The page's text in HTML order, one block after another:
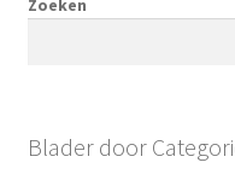
Zoeken
Blader door